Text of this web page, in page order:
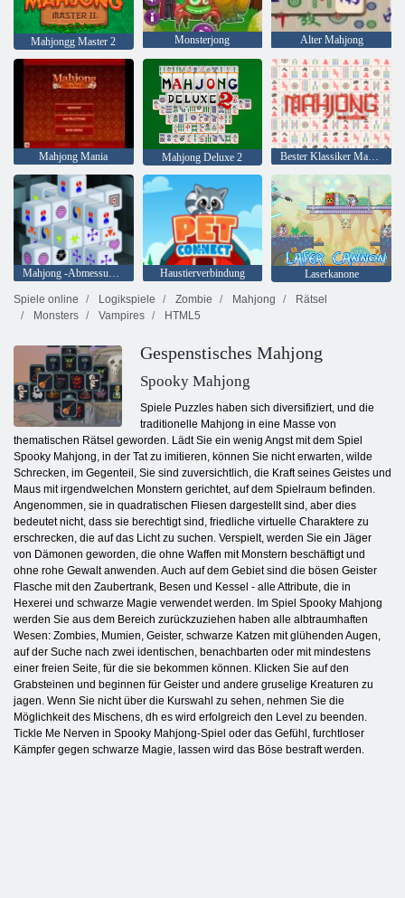
Mahjongg Master 2 Monsterjong Alter Mahjong
Mahjong Mania Mahjong Deluxe 2 Bester Klassiker Mahjong
Mahjong -Abmessungen 15 Minuten Haustierverbindung
Laserkanone
Spiele online
Logikspiele Zombie Mahjong
Rätsel
Monsters
Vampires HTML5
Gespenstisches Mahjong
Spooky Mahjong
Spiele Puzzles haben sich diversifiziert, und die
traditionelle Mahjong in eine Masse von
thematischen Rätsel geworden. Lädt Sie ein wenig Angst mit dem Spiel
Spooky Mahjong, in der Tat zu imitieren, können Sie nicht erwarten, wilde
Schrecken, im Gegenteil, Sie sind zuversichtlich, die Kraft seines Geistes und
Maus mit irgendwelchen Monstern gerichtet, auf dem Spielraum befinden.
Angenommen, sie in quadratischen Fliesen dargestellt sind, aber dies
bedeutet nicht, dass sie berechtigt sind, friedliche virtuelle Charaktere zu
erschrecken, die auf das Licht zu suchen. Verspielt, werden Sie ein Jäger
von Dämonen geworden, die ohne Waffen mit Monstern beschäftigt und
ohne rohe Gewalt anwenden. Auch auf dem Gebiet sind die bösen Geister
Flasche mit den Zaubertrank, Besen und Kessel - alle Attribute, die in
Hexerei und schwarze Magie verwendet werden. Im Spiel Spooky Mahjong
werden Sie aus dem Bereich zurückzuziehen haben alle albtraumhaften
Wesen: Zombies, Mumien, Geister, schwarze Katzen mit glühenden Augen,
auf der Suche nach zwei identischen, benachbarten oder mit mindestens
einer freien Seite, für die sie bekommen können. Klicken Sie auf den
Grabsteinen und beginnen für Geister und andere gruselige Kreaturen zu
jagen. Wenn Sie nicht über die Kurswahl zu sehen, nehmen Sie die
Möglichkeit des Mischens, dh es wird erfolgreich den Level zu beenden.
Tickle Me Nerven in Spooky Mahjong-Spiel oder das Gefühl, furchtloser
Kämpfer gegen schwarze Magie, lassen wird das Böse bestraft werden.